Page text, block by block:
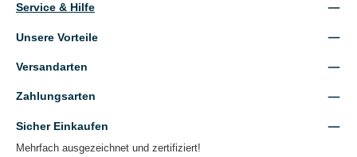
Service & Hilfe
Unsere Vorteile
Versandarten
Zahlungsarten
Sicher Einkaufen
Mehrfach ausgezeichnet und zertifiziert!